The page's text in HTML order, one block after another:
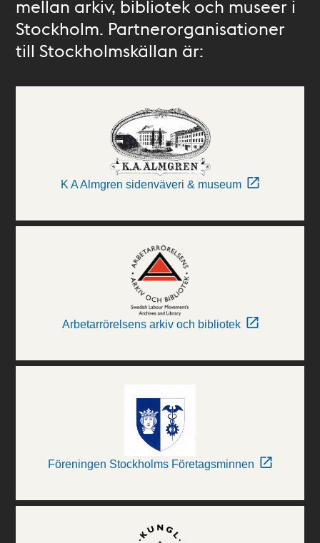
mellan arkiv, bibliotek och museer i
Stockholm. Partnerorganisationer
till Stockholmskällan är:
K A Almgren sidenväveri & museum
Arbetarrörelsens arkiv och bibliotek
Föreningen Stockholms Företagsminnen